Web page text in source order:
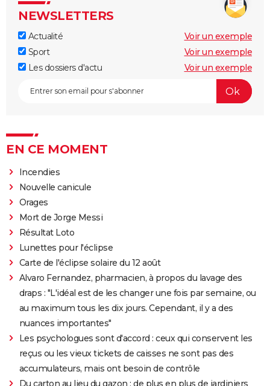
NEWSLETTERS
Actualité
Voir un exemple
Sport
Voir un exemple
Les dossiers d'actu
Voir un exemple
EN CE MOMENT
Incendies
Nouvelle canicule
Orages
Mort de Jorge Messi
Résultat Loto
Lunettes pour l'éclipse
Carte de l'éclipse solaire du 12 août
Alvaro Fernandez, pharmacien, à propos du lavage des
draps : "L'idéal est de les changer une fois par semaine, ou
au maximum tous les dix jours. Cependant, il y a des
nuances importantes"
Les psychologues sont d'accord : ceux qui conservent les
reçus ou les vieux tickets de caisses ne sont pas des
accumulateurs, mais ont besoin de contrôle
Du carton au lieu du gazon : de plus en plus de jardiniers